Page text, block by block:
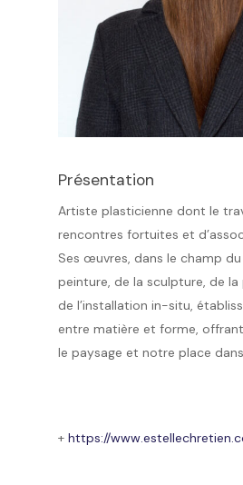
Présentation
Artiste plasticienne dont le
rencontres fortuites et
Ses œuvres, dans le champ du
peinture, de la sculpture, de
de l’installation in-situ,
entre matière et forme,
le paysage et notre place
+https://